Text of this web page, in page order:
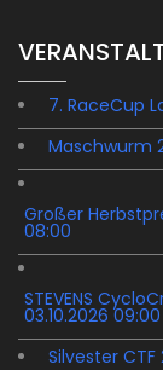
7. RaceCup
Maschwurm
Großer
08:00
STEVENS
03.10.2026 09:00
Silvester CTF